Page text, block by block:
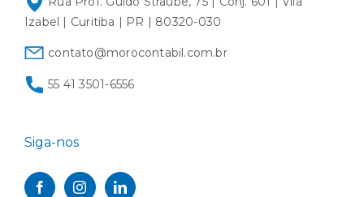
Izabel | Curitiba | PR | 80320-030
contato@morocontabil.com.br
55 41 3501-6556
Siga-nos